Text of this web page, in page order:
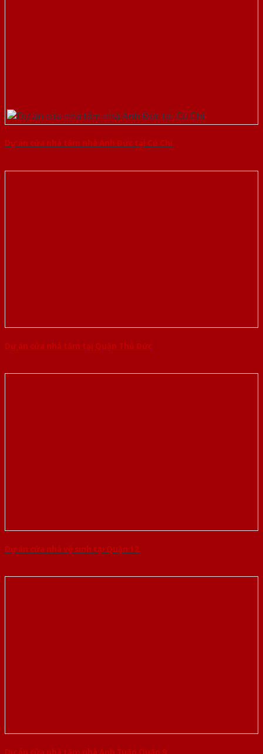
Dự án cửa nhà tắm nhà Anh Đức tại Củ Chi
Dự án cửa nhà tắm tại Quận Thủ Đức
Dự án cửa nhà vệ sinh tại Quận 12